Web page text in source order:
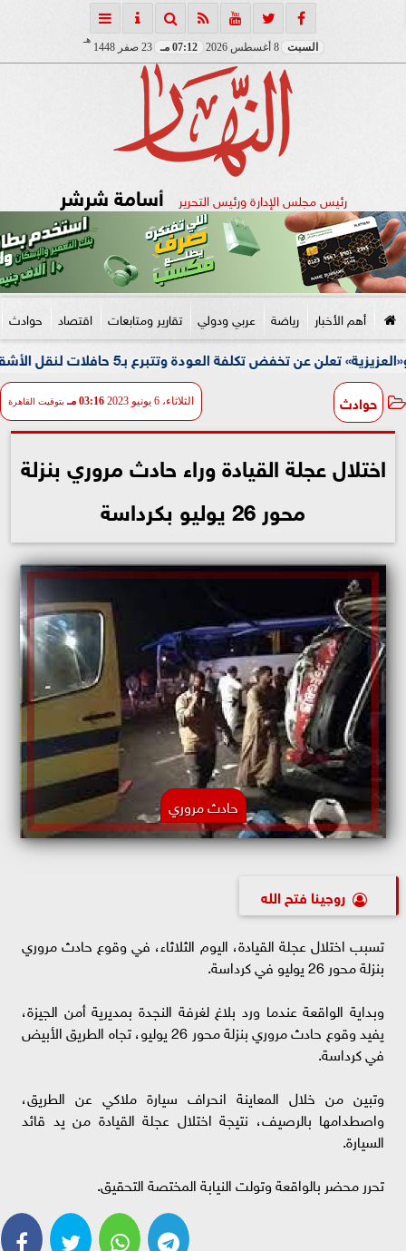
السبت 8 أغسطس 2026 07:12 مـ 23 صفر 1448
هـ
رئيس مجلس الإدارة ورئيس التحرير أسامة شرشر
أهم الأخبار رياضة عربي ودولي تقارير ومتابعات اقتصاد حوادث
حوادث الثلاثاء، 6 يونيو 2023 03:16 مـ بتوقيت القاهرة
اختلال عجلة القيادة وراء حادث مروري بنزلة
محور 26 يوليو بكرداسة
حادث مروري
روچينا فتح الله
تسبب اختلال عجلة القيادة، اليوم الثلاثاء، في وقوع حادث مروري
بنزلة محور 26 يوليو في كرداسة.
وبداية الواقعة عندما ورد بلاغ لغرفة النجدة بمديرية أمن الجيزة،
يفيد وقوع حادث مروري بنزلة محور 26 يوليو، تجاه الطريق الأبيض
في كرداسة.
وتبين من خلال المعاينة انحراف سيارة ملاكي عن الطريق،
واصطدامها بالرصيف، نتيجة اختلال عجلة القيادة من يد قائد
السيارة.
تحرر محضر بالواقعة وتولت النيابة المختصة التحقيق.